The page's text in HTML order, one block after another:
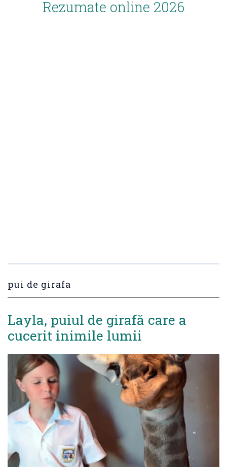
Rezumate online 2026
pui de girafa
Layla, puiul de girafă care a
cucerit inimile lumii